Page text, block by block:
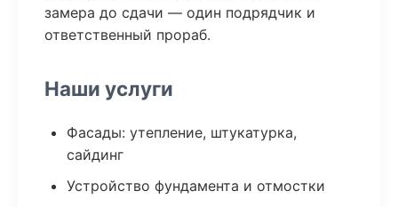
замера до сдачи — один подрядчик и
ответственный прораб.
Наши услуги
Фасады: утепление, штукатурка,
сайдинг
Устройство фундамента и отмостки